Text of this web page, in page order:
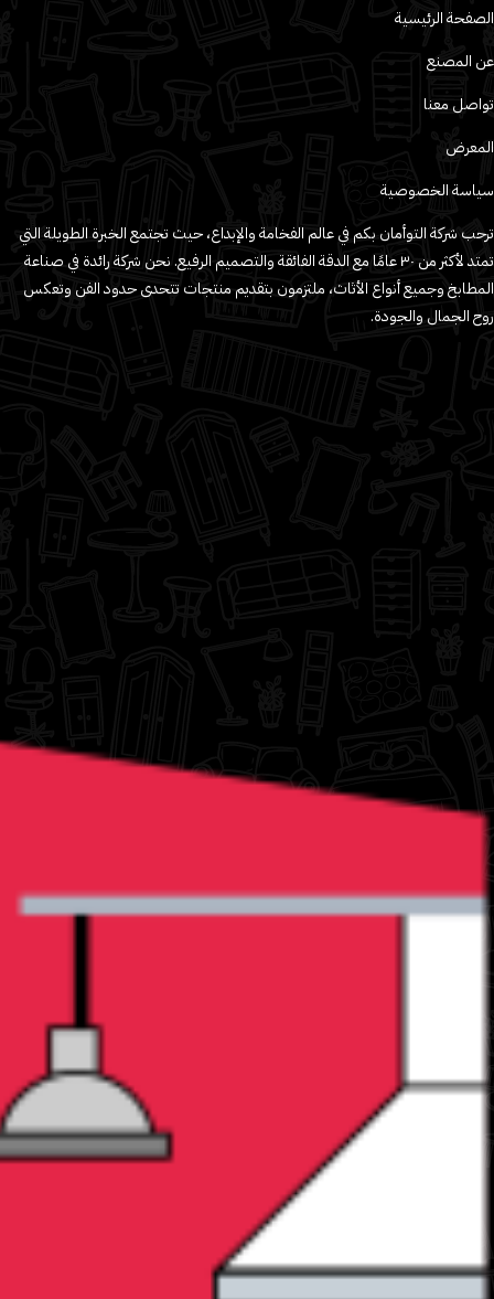
الصفحة الرئيسية
عن المصنع
تواصل معنا
المعرض
سياسة الخصوصية
ترحب شركة التوأمان بكم في عالم الفخامة والإبداع، حيث تجتمع الخبرة الطويلة التي
تمتد لأكثر من ٣٠ عامًا مع الدقة الفائقة والتصميم الرفيع. نحن شركة رائدة في صناعة
المطابخ وجميع أنواع الأثاث، ملتزمون بتقديم منتجات تتحدى حدود الفن وتعكس
روح الجمال والجودة.